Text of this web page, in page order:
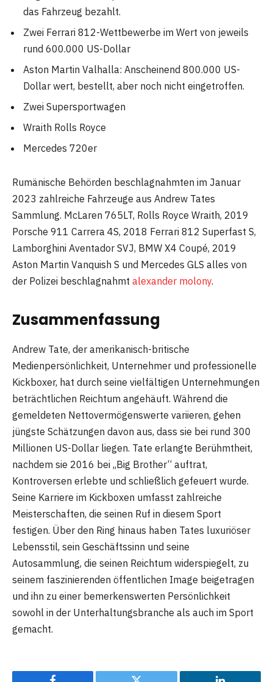
das Fahrzeug bezahlt.
Zwei Ferrari 812-Wettbewerbe im Wert von jeweils
rund 600.000 US-Dollar
Aston Martin Valhalla: Anscheinend 800.000 US-
Dollar wert, bestellt, aber noch nicht eingetroffen.
Zwei Supersportwagen
Wraith Rolls Royce
Mercedes 720er
Rumänische Behörden beschlagnahmten im Januar
2023 zahlreiche Fahrzeuge aus Andrew Tates
Sammlung. McLaren 765LT, Rolls Royce Wraith, 2019
Porsche 911 Carrera 4S, 2018 Ferrari 812 Superfast S,
Lamborghini Aventador SVJ, BMW X4 Coupé, 2019
Aston Martin Vanquish S und Mercedes GLS alles von
der Polizei beschlagnahmt alexander molony.
Zusammenfassung
Andrew Tate, der amerikanisch-britische
Medienpersönlichkeit, Unternehmer und professionelle
Kickboxer, hat durch seine vielfältigen Unternehmungen
beträchtlichen Reichtum angehäuft. Während die
gemeldeten Nettovermögenswerte variieren, gehen
jüngste Schätzungen davon aus, dass sie bei rund 300
Millionen US-Dollar liegen. Tate erlangte Berühmtheit,
nachdem sie 2016 bei „Big Brother“ auftrat,
Kontroversen erlebte und schließlich gefeuert wurde.
Seine Karriere im Kickboxen umfasst zahlreiche
Meisterschaften, die seinen Ruf in diesem Sport
festigen. Über den Ring hinaus haben Tates luxuriöser
Lebensstil, sein Geschäftssinn und seine
Autosammlung, die seinen Reichtum widerspiegelt, zu
seinem faszinierenden öffentlichen Image beigetragen
und ihn zu einer bemerkenswerten Persönlichkeit
sowohl in der Unterhaltungsbranche als auch im Sport
gemacht.